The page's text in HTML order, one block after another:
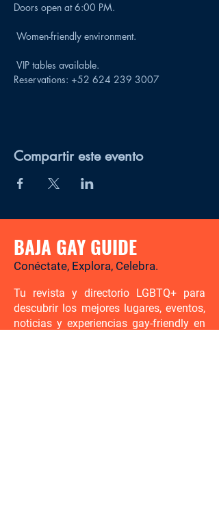
Doors open at 6:00 PM.
Women-friendly environment.
VIP tables available.
Reservations: +52 624 239 3007
Compartir este evento
BAJA GAY GUIDE
Conéctate, Explora, Celebra.
Tu revista y directorio LGBTQ+ para
descubrir los mejores lugares, eventos,
noticias y experiencias gay-friendly en